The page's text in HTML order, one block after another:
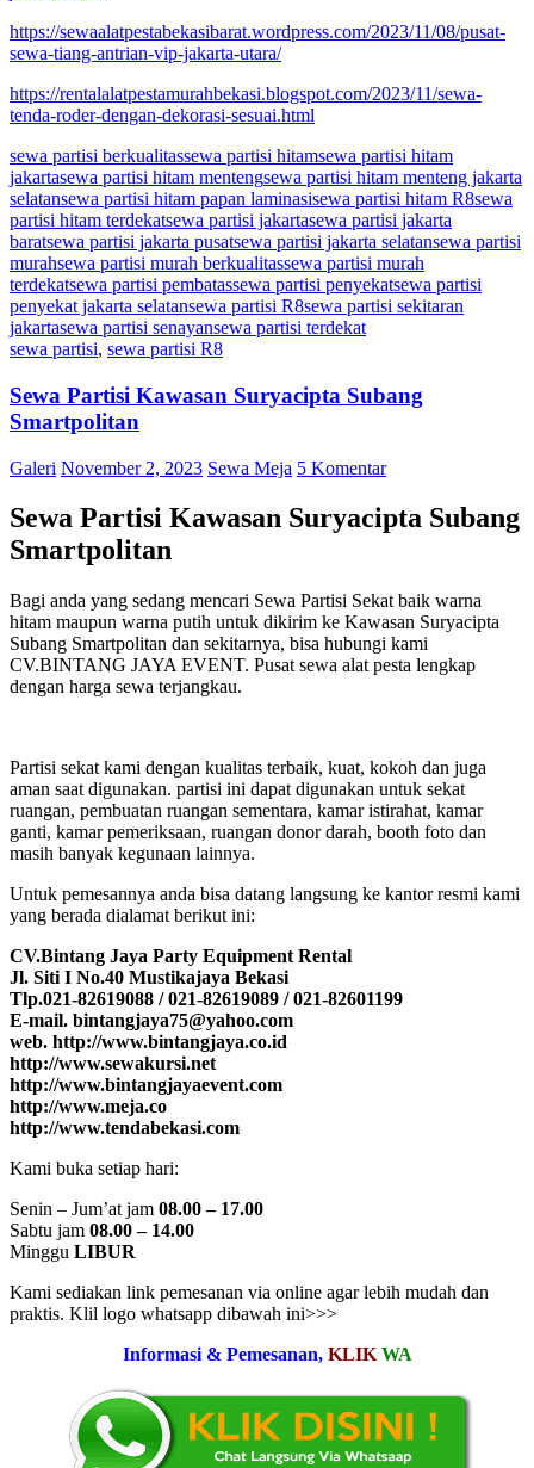
https://sewaalatpestabekasibarat.wordpress.com/2023/11/08/pusat-
sewa-tiang-antrian-vip-jakarta-utara/
https://rentalalatpestamurahbekasi.blogspot.com/2023/11/sewa-
tenda-roder-dengan-dekorasi-sesuai.html
sewa partisi berkualitassewa partisi hitamsewa partisi hitam
jakartasewa partisi hitam mentengsewa partisi hitam menteng jakarta
selatansewa partisi hitam papan laminasisewa partisi hitam R8sewa
partisi hitam terdekatsewa partisi jakartasewa partisi jakarta
baratsewa partisi jakarta pusatsewa partisi jakarta selatansewa partisi
murahsewa partisi murah berkualitassewa partisi murah
terdekatsewa partisi pembatassewa partisi penyekatsewa partisi
penyekat jakarta selatansewa partisi R8sewa partisi sekitaran
jakartasewa partisi senayansewa partisi terdekat
sewa partisi, sewa partisi R8
Sewa Partisi Kawasan Suryacipta Subang
Smartpolitan
Galeri November 2, 2023 Sewa Meja 5 Komentar
Sewa Partisi Kawasan Suryacipta Subang
Smartpolitan
Bagi anda yang sedang mencari Sewa Partisi Sekat baik warna
hitam maupun warna putih untuk dikirim ke Kawasan Suryacipta
Subang Smartpolitan dan sekitarnya, bisa hubungi kami
CV.BINTANG JAYA EVENT. Pusat sewa alat pesta lengkap
dengan harga sewa terjangkau.
Partisi sekat kami dengan kualitas terbaik, kuat, kokoh dan juga
aman saat digunakan. partisi ini dapat digunakan untuk sekat
ruangan, pembuatan ruangan sementara, kamar istirahat, kamar
ganti, kamar pemeriksaan, ruangan donor darah, booth foto dan
masih banyak kegunaan lainnya.
Untuk pemesannya anda bisa datang langsung ke kantor resmi kami
yang berada dialamat berikut ini:
CV.Bintang Jaya Party Equipment Rental
Jl. Siti I No.40 Mustikajaya Bekasi
Tlp.021-82619088 / 021-82619089 / 021-82601199
E-mail. bintangjaya75@yahoo.com
web. http://www.bintangjaya.co.id
http://www.sewakursi.net
http://www.bintangjayaevent.com
http://www.meja.co
http://www.tendabekasi.com
Kami buka setiap hari:
Senin – Jum’at jam 08.00 – 17.00
Sabtu jam 08.00 – 14.00
Minggu LIBUR
Kami sediakan link pemesanan via online agar lebih mudah dan
praktis. Klil logo whatsapp dibawah ini>>>
Informasi & Pemesanan, KLIK WA